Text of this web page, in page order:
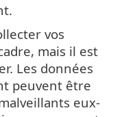
vos
mais il est
Les données
peuvent être
eux-